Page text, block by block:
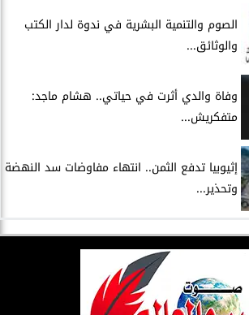
الصوم والتنمية البشرية في ندوة لدار الكتب
والوثائق...
وفاة والدي أثرت في حياتي.. هشام ماجد:
متفكريش...
إثيوبيا تدفع الثمن.. انتهاء مفاوضات سد النهضة
وتحذير...